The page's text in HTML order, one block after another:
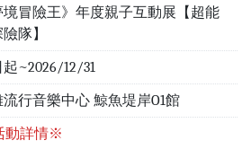
境冒險王》年度親子互動展【超能
隊】
起~2026/12/31
流行音樂中心 鯨魚堤岸O1館
動詳情※